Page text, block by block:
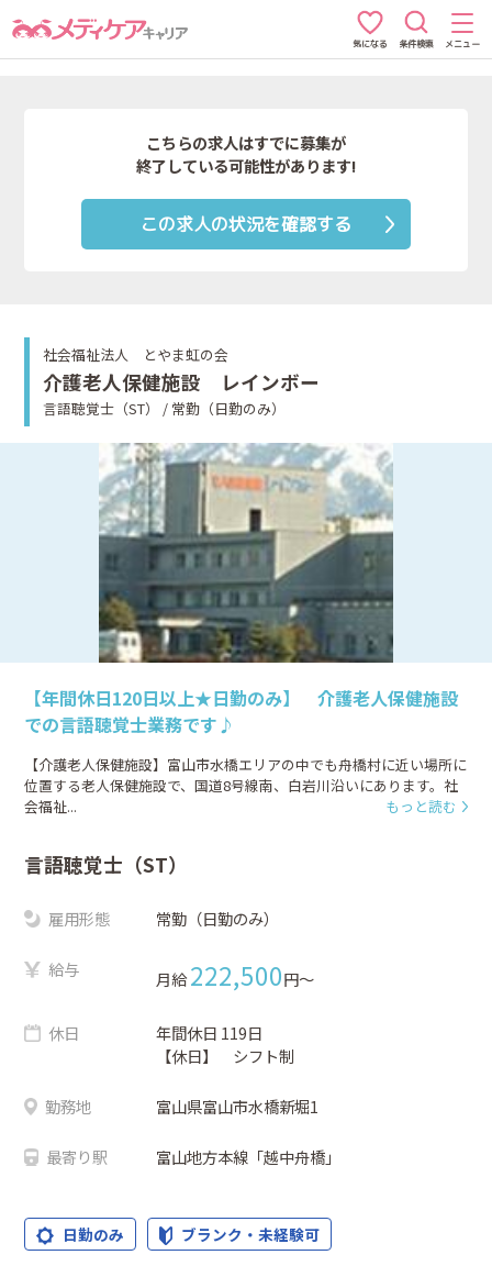
気になる 条件検索 メニュー
こちらの求人はすでに募集が
終了している可能性があります!
この求人の状況を確認する
社会福祉法人 とやま虹の会
介護老人保健施設 レインボー
言語聴覚士（ST） / 常勤（日勤のみ）
【年間休日120日以上★日勤のみ】 介護老人保健施設
での言語聴覚士業務です♪
【介護老人保健施設】富山市水橋エリアの中でも舟橋村に近い場所に
位置する老人保健施設で、国道8号線南、白岩川沿いにあります。社
会福祉...
もっと読む
言語聴覚士（ST）
雇用形態 常勤（日勤のみ）
給与 月給222,500円〜
休日
年間休日 119日
【休日】 シフト制
勤務地 富山県富山市水橋新堀1
最寄り駅 富山地方本線「越中舟橋」
日勤のみ ブランク・未経験可